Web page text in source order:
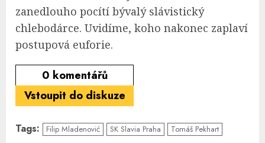
zanedlouho pocítí bývalý slávistický
chlebodárce. Uvidíme, koho nakonec zaplaví
postupová euforie.
0 komentářů
Vstoupit do diskuze
Tags: Filip Mladenović SK Slavia Praha Tomáš Pekhart